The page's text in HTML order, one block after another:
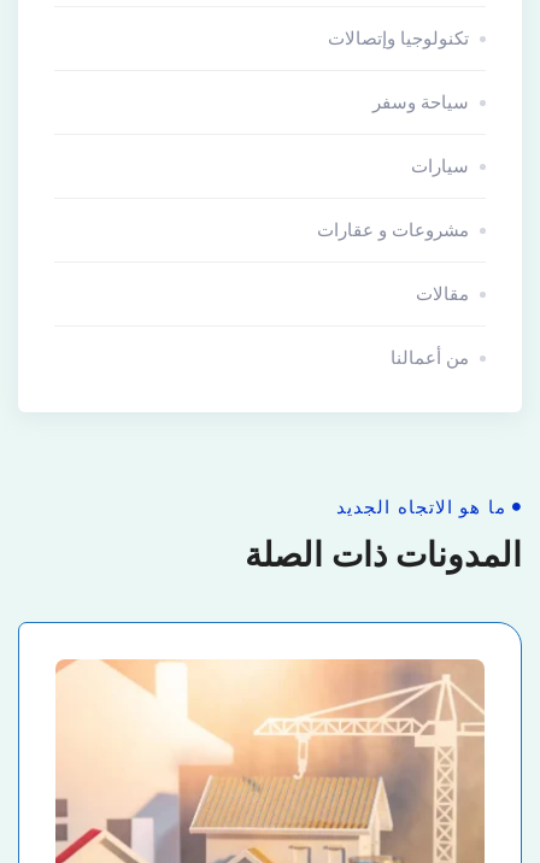
تكنولوجيا وإتصالات
سياحة وسفر
سيارات
مشروعات و عقارات
مقالات
من أعمالنا
ما هو الاتجاه الجديد
المدونات ذات الصلة